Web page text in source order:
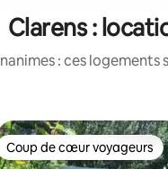
Clarens :
: ces
Coup de cœur voyageurs
Coup de cœur voyageurs